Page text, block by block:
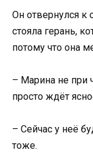
Он отвернулся к
стояла герань,
потому что она
– Марина не при
просто ждёт
– Сейчас у неё
тоже.